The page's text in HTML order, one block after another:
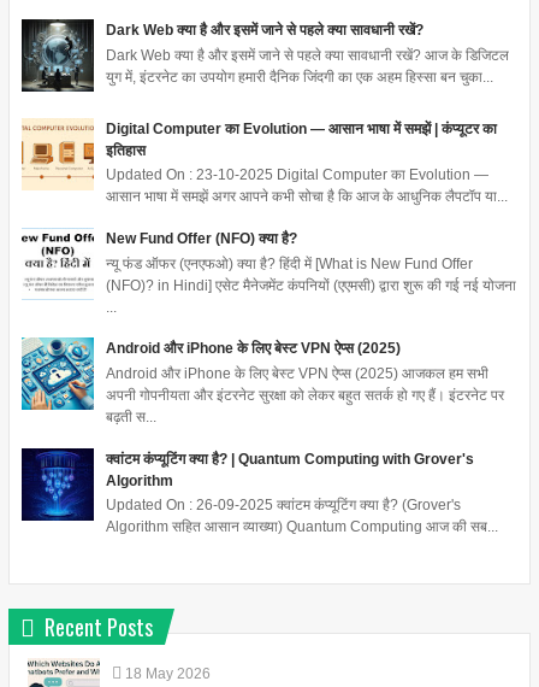
Dark Web क्या है और इसमें जाने से पहले क्या सावधानी रखें?
Dark Web क्या है और इसमें जाने से पहले क्या सावधानी रखें? आज के डिजिटल
युग में, इंटरनेट का उपयोग हमारी दैनिक जिंदगी का एक अहम हिस्सा बन चुका...
Digital Computer का Evolution — आसान भाषा में समझें | कंप्यूटर का
इतिहास
Updated On : 23-10-2025 Digital Computer का Evolution —
आसान भाषा में समझें अगर आपने कभी सोचा है कि आज के आधुनिक लैपटॉप या...
New Fund Offer (NFO) क्या है?
न्यू फंड ऑफर (एनएफओ) क्या है? हिंदी में [What is New Fund Offer
(NFO)? in Hindi] एसेट मैनेजमेंट कंपनियों (एएमसी) द्वारा शुरू की गई नई योजना
Android और iPhone के लिए बेस्ट VPN ऐप्स (2025)
Android और iPhone के लिए बेस्ट VPN ऐप्स (2025) आजकल हम सभी
अपनी गोपनीयता और इंटरनेट सुरक्षा को लेकर बहुत सतर्क हो गए हैं। इंटरनेट पर
बढ़ती स...
क्वांटम कंप्यूटिंग क्या है? | Quantum Computing with Grover's
Algorithm
Updated On : 26-09-2025 क्वांटम कंप्यूटिंग क्या है? (Grover's
Algorithm सहित आसान व्याख्या) Quantum Computing आज की सब...
Recent Posts
18 May 2026